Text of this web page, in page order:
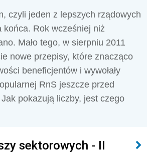
czyli jeden z lepszych rządowych
końca. Rok wcześniej niż
Mało tego, w sierpniu 2011
nowe przepisy, które znacząco
beneficjentów i wywołały
RnS jeszcze przed
Jak pokazują liczby, jest czego
sektorowych - II